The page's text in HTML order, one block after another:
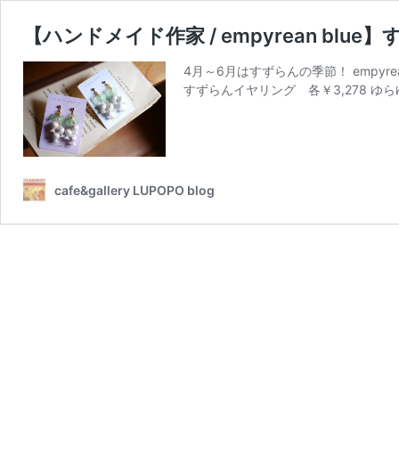
【ハンドメイド作家 / empyrean blue】
4月～6月はすずらんの季節！
すずらんイヤリング 各￥3,278 ゆら
cafe&gallery LUPOPO blog